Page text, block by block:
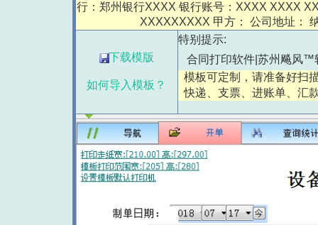
行：郑州银行XXXX 银行账号：XXXX XXXX
XXXXXXXXX 甲方： 公司地址：
下载模版
如何导入模板？
特别提示:
合同打印软件|苏州飚风™
模板可定制，请准备好扫
快递、支票、进账单、汇